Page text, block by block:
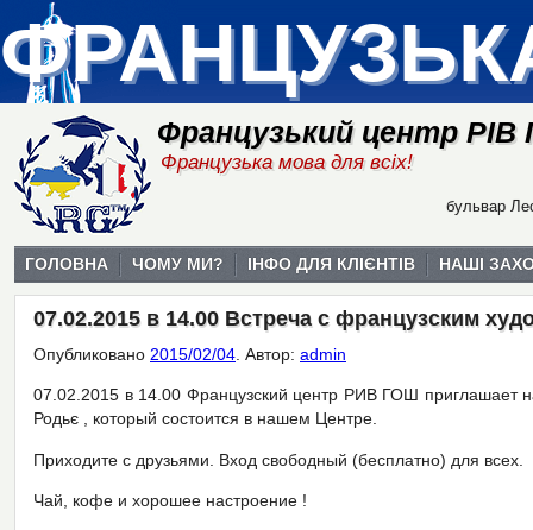
Французький центр
Французька мова для всіх!
бульвар
ГОЛОВНА ЧОМУ МИ? ІНФО ДЛЯ КЛІЄНТІВ НАШІ
07.02.2015 в 14.00 Встреча с французским
Опубликовано 2015/02/04 Автор: admin
07.02.2015 в 14.00 Французский центр РИВ ГОШ приглашает
Родьє , который состоится в нашем Центре.
Приходите с друзьями. Вход свободный (бесплатно) для всех.
Чай, кофе и хорошее настроение !